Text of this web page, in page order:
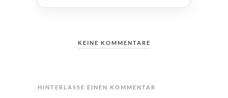
KEINE KOMMENTARE
HINTERLASSE EINEN KOMMENTAR